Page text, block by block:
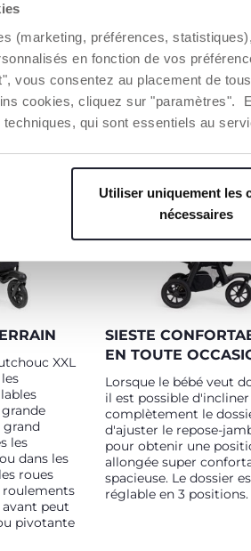
(marketing, préférences,
en fonction de vos
vous consentez au placement de
cookies, cliquez sur "paramètres".
qui sont essentiels au
Utiliser uniquement les
nécessaires
bébés
garder
le bébé,
équipée
très
Recline. Les
inclus avec la poussette.
XXL
grand
les
dans les
roues
roulements
peut
pivotante
SIESTE
EN TOUTE
Lorsque le bébé veut
il est possible d'incliner
complètement le
d'ajuster le repose-
pour obtenir une
allongée super
spacieuse. Le dossier
réglable en 3 positions.